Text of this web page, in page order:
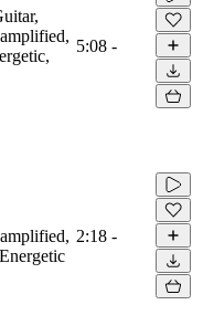
5:08 -
2:18 -